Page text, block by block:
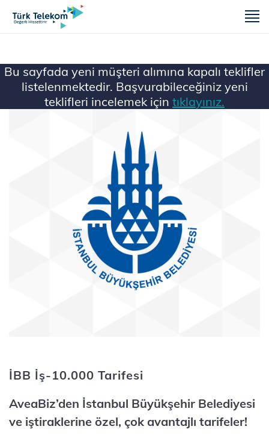
Bu sayfada yeni müşteri alımına kapalı teklifler
listelenmektedir. Başvurabileceğiniz yeni
teklifleri incelemek için tıklayınız.
İBB İş-10.000 Tarifesi
AveaBiz’den İstanbul Büyükşehir Belediyesi
ve iştiraklerine özel, çok avantajlı tarifeler!